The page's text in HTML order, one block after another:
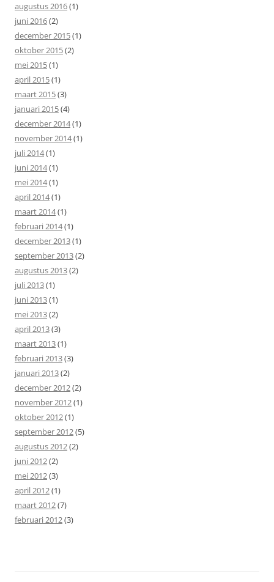
augustus 2016(1)
juni 2016(2)
december 2015(1)
oktober 2015(2)
mei 2015(1)
april 2015(1)
maart 2015(3)
januari 2015(4)
december 2014(1)
november 2014(1)
juli 2014(1)
juni 2014(1)
mei 2014(1)
april 2014(1)
maart 2014(1)
februari 2014(1)
december 2013(1)
september 2013(2)
augustus 2013(2)
juli 2013(1)
juni 2013(1)
mei 2013(2)
april 2013(3)
maart 2013(1)
februari 2013(3)
januari 2013(2)
december 2012(2)
november 2012(1)
oktober 2012(1)
september 2012(5)
augustus 2012(2)
juni 2012(2)
mei 2012(3)
april 2012(1)
maart 2012(7)
februari 2012(3)